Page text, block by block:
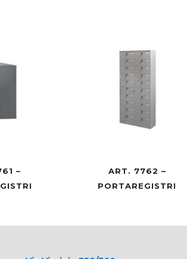
–
ART. 7762 –
PORTAREGISTRI